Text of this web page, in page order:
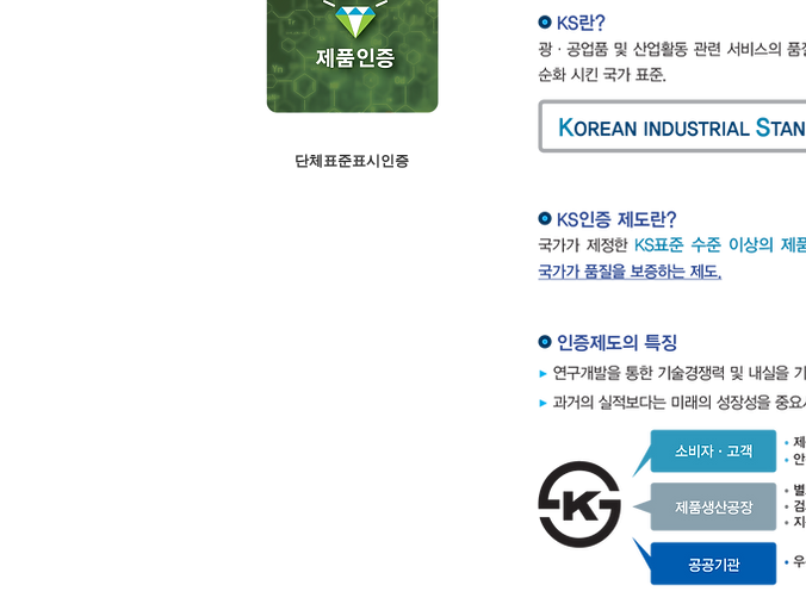
단체표준표시인증